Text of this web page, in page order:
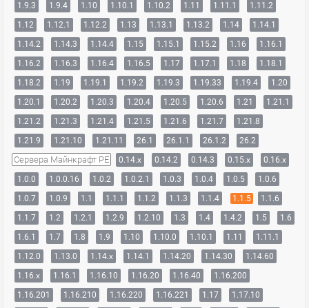
1.9.3
1.9.4 1.10 1.10.1 1.10.2 1.11 1.11.1
1.11.2
1.12
1.12.1 1.12.2 1.13 1.13.1 1.13.2 1.14
1.14.1
1.14.2
1.14.3 1.14.4 1.15 1.15.1 1.15.2 1.16
1.16.1
1.16.2
1.16.3 1.16.4 1.16.5 1.17 1.17.1 1.18
1.18.1
1.18.2
1.19 1.19.1 1.19.2 1.19.3 1.19.33 1.19.4
1.20
1.20.1
1.20.2 1.20.3 1.20.4 1.20.5 1.20.6 1.21
1.21.1
1.21.2
1.21.3 1.21.4 1.21.5 1.21.6 1.21.7
1.21.8
1.21.9
1.21.10 1.21.11 26.1 26.1.1 26.1.2 26.2
Сервера Майнкрафт PE 0.14.x 0.14.2 0.14.3 0.15.x
0.16.x
1.0.0
1.0.0.16 1.0.2 1.0.2.1 1.0.3 1.0.4 1.0.5
1.0.6
1.0.7
1.0.9 1.1 1.1.1 1.1.2 1.1.3 1.1.4 1.1.5
1.1.6
1.1.7
1.2 1.2.1 1.2.9 1.2.10 1.3 1.4 1.4.2 1.5
1.6
1.6.1
1.7 1.8 1.9 1.10 1.10.0 1.10.1 1.11
1.11.1
1.12.0
1.13.0 1.14.x 1.14.1 1.14.20 1.14.30
1.14.60
1.16.x
1.16.1 1.16.10 1.16.20 1.16.40
1.16.200
1.16.201
1.16.210 1.16.220 1.16.221 1.17
1.17.10